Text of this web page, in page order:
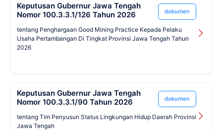
Keputusan Gubernur Jawa Tengah
Nomor 100.3.3.1/126 Tahun 2026
dokumen
tentang Penghargaan Good Mining Practice Kepada Pelaku
Usaha Pertambangan Di Tingkat Provinsi Jawa Tengah Tahun
2026
Keputusan Gubernur Jawa Tengah
Nomor 100.3.3.1/90 Tahun 2026
dokumen
tentang Tim Penyusun Status Lingkungan Hidup Daerah Provinsi
Jawa Tengah